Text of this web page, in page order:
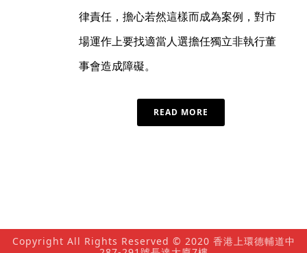
律責任，擔心若然這樣而成為案例，對市
場運作上要找適當人選擔任獨立非執行董
事會造成障礙。
READ MORE
Copyright All Rights Reserved © 2020 香港上環德輔道中